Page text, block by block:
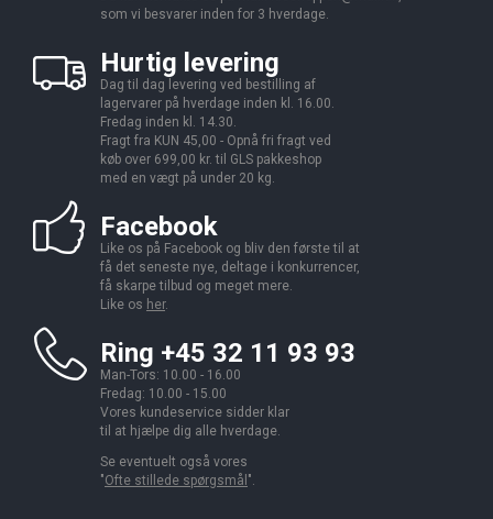
som vi besvarer inden for 3 hverdage.
Hurtig levering
Dag til dag levering ved bestilling af
lagervarer på hverdage inden kl. 16.00.
Fredag inden kl. 14.30.
Fragt fra KUN 45,00 - Opnå fri fragt ved
køb over 699,00 kr. til GLS pakkeshop
med en vægt på under 20 kg.
Facebook
Like os på Facebook og bliv den første til at
få det seneste nye, deltage i konkurrencer,
få skarpe tilbud og meget mere.
Like os her.
Ring +45 32 11 93 93
Man-Tors: 10.00 - 16.00
Fredag: 10.00 - 15.00
Vores kundeservice sidder klar
til at hjælpe dig alle hverdage.
Se eventuelt også vores
"Ofte stillede spørgsmål ".